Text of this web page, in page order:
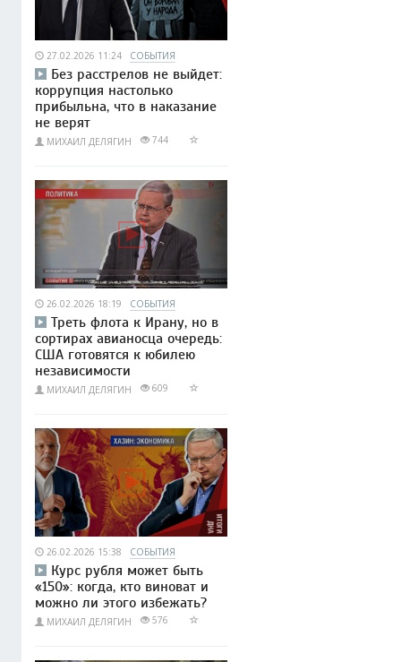
27.02.2026 11:24 СОБЫТИЯ
Без расстрелов не выйдет:
коррупция настолько
прибыльна, что в наказание
не верят
МИХАИЛ ДЕЛЯГИН 744
26.02.2026 18:19 СОБЫТИЯ
Треть флота к Ирану, но в
сортирах авианосца очередь:
США готовятся к юбилею
независимости
МИХАИЛ ДЕЛЯГИН 609
26.02.2026 15:38 СОБЫТИЯ
Курс рубля может быть
«150»: когда, кто виноват и
можно ли этого избежать?
МИХАИЛ ДЕЛЯГИН 576